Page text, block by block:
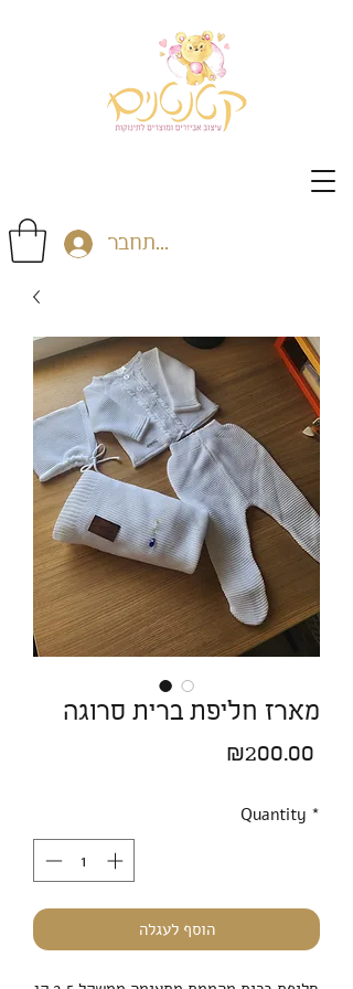
התחבר
מארז חליפת ברית סרוגה
₪200.00
Quantity *
הוסף לעגלה